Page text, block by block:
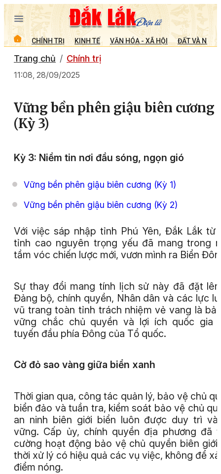
CHÍNH TRỊ KINH TẾ VĂN HÓA - XÃ HỘI ĐẤT VÀ
Trang chủ Chính trị
11:08, 28/09/2025
Vững bền phên giậu biên cương
(Kỳ 3)
Kỳ 3: Niềm tin nơi đầu sóng, ngọn gió
Vững bền phên giậu biên cương (Kỳ 1)
Vững bền phên giậu biên cương (Kỳ 2)
Với việc sáp nhập tỉnh Phú Yên, Đắk Lắk từ
tỉnh cao nguyên trọng yếu đã mang trong
tầm vóc chiến lược mới, vươn mình ra Biển
Sự thay đổi mang tính lịch sử này đã đặt
Đảng bộ, chính quyền, Nhân dân và các lực
vũ trang toàn tỉnh trách nhiệm vẻ vang là
vững chắc chủ quyền và lợi ích quốc gia
tuyến đầu phía Đông của Tổ quốc.
Cờ đỏ sao vàng giữa biển xanh
Thời gian qua, công tác quản lý, bảo vệ chủ
biển đảo và tuần tra, kiểm soát bảo vệ chủ
an ninh biên giới biển luôn được duy trì
vững. Cấp ủy, chính quyền địa phương đã
cường hoạt động bảo vệ chủ quyền biên
thời xử lý có hiệu quả các vụ việc, không để
điểm nóng.